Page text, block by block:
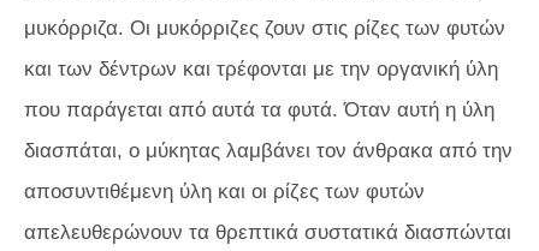
μυκόρριζα. Οι μυκόρριζες ζουν στις ρίζες των φυτών
και των δέντρων και τρέφονται με την οργανική ύλη
που παράγεται από αυτά τα φυτά. Όταν αυτή η ύλη
διασπάται, ο μύκητας λαμβάνει τον άνθρακα από την
αποσυντιθέμενη ύλη και οι ρίζες των φυτών
απελευθερώνουν τα θρεπτικά συστατικά διασπώνται